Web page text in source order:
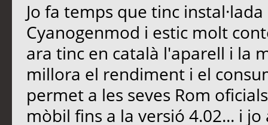
Jo fa temps que tinc
Cyanogenmod i estic molt
ara tinc en català l'aparell i la
millora el rendiment i el
permet a les seves Rom
mòbil fins a la versió 4.02... i